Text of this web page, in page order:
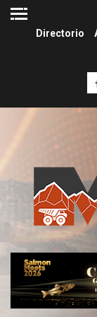
Directorio
3
4